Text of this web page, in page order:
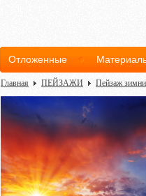
Отложенные
Главная ПЕЙЗАЖИ Пейзаж